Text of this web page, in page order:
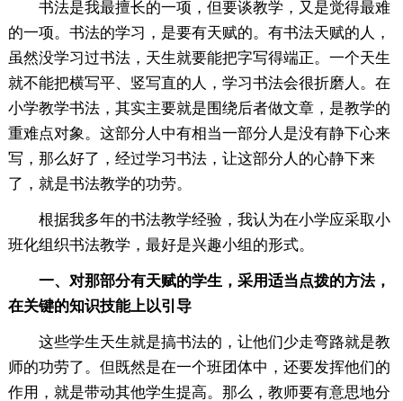
书法是我最擅长的一项，但要谈教学，又是觉得最难
的一项。书法的学习，是要有天赋的。有书法天赋的人，
虽然没学习过书法，天生就要能把字写得端正。一个天生
就不能把横写平、竖写直的人，学习书法会很折磨人。在
小学教学书法，其实主要就是围绕后者做文章，是教学的
重难点对象。这部分人中有相当一部分人是没有静下心来
写，那么好了，经过学习书法，让这部分人的心静下来
了，就是书法教学的功劳。
根据我多年的书法教学经验，我认为在小学应采取小
班化组织书法教学，最好是兴趣小组的形式。
一、对那部分有天赋的学生，采用适当点拨的方法，
在关键的知识技能上以引导
这些学生天生就是搞书法的，让他们少走弯路就是教
师的功劳了。但既然是在一个班团体中，还要发挥他们的
作用，就是带动其他学生提高。那么，教师要有意思地分